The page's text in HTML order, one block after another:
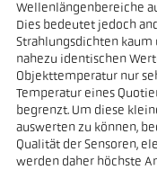
Wellenlängenbereiche
Dies bedeutet jedoch
Strahlungsdichten kaum
nahezu identischen
Objekttemperatur nur
Temperatur eines
begrenzt. Um diese
auswerten zu können,
Qualität der Sensoren,
werden daher höchste